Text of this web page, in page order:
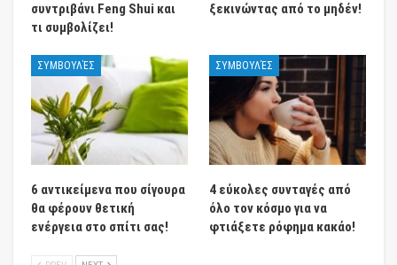
συντριβάνι Feng Shui και
τι συμβολίζει!
ξεκινώντας από το μηδέν!
ΣΥΜΒΟΥΛΈΣ
6 αντικείμενα που σίγουρα
θα φέρουν θετική
ενέργεια στο σπίτι σας!
ΣΥΜΒΟΥΛΈΣ
4 εύκολες συνταγές από
όλο τον κόσμο για να
φτιάξετε ρόφημα κακάο!